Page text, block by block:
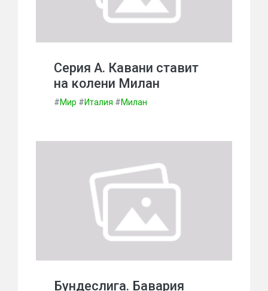
Серия А. Кавани ставит
на колени Милан
#Мир #Италия #Милан
Бундеслига. Бавария